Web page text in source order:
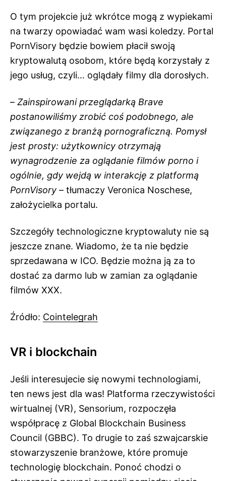
O tym projekcie już wkrótce mogą z wypiekami
na twarzy opowiadać wam wasi koledzy. Portal
PornVisory będzie bowiem płacił swoją
kryptowalutą osobom, które będą korzystały z
jego usług, czyli… oglądały filmy dla dorosłych.
– Zainspirowani przeglądarką Brave
postanowiliśmy zrobić coś podobnego, ale
związanego z branżą pornograficzną. Pomysł
jest prosty: użytkownicy otrzymają
wynagrodzenie za oglądanie filmów porno i
ogólnie, gdy wejdą w interakcję z platformą
PornVisory – tłumaczy Veronica Noschese,
założycielka portalu.
Szczegóły technologiczne kryptowaluty nie są
jeszcze znane. Wiadomo, że ta nie będzie
sprzedawana w ICO. Będzie można ją za to
dostać za darmo lub w zamian za oglądanie
filmów XXX.
Źródło: Cointelegrah
VR i blockchain
Jeśli interesujecie się nowymi technologiami,
ten news jest dla was! Platforma rzeczywistości
wirtualnej (VR), Sensorium, rozpoczęła
współpracę z Global Blockchain Business
Council (GBBC). To drugie to zaś szwajcarskie
stowarzyszenie branżowe, które promuje
technologię blockchain. Ponoć chodzi o